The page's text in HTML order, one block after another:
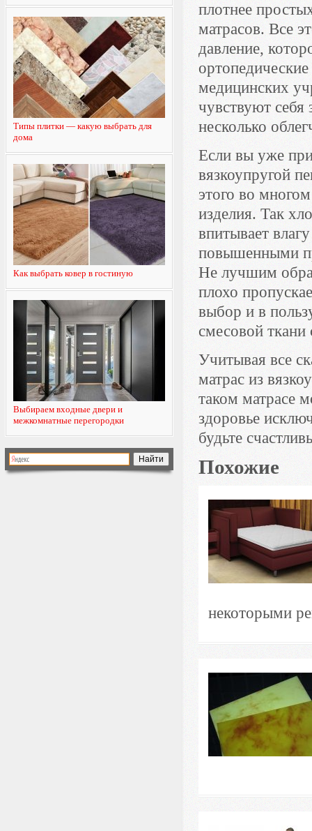
Типы плитки — какую выбрать для
дома
Как выбрать ковер в гостиную
Выбираем входные двери и
межкомнатные перегородки
плотнее
матрасов. Все
давление,
медицинских
чувствуют
несколько
Если вы уже
вязкоупругой
этого во
изделия. Так
впитывает
повышенными
Не лучшим
плохо
выбор и в
смесовой ткани
Учитывая все
матрас из
таком матрасе
здоровье
будьте
Похожие
некоторыми